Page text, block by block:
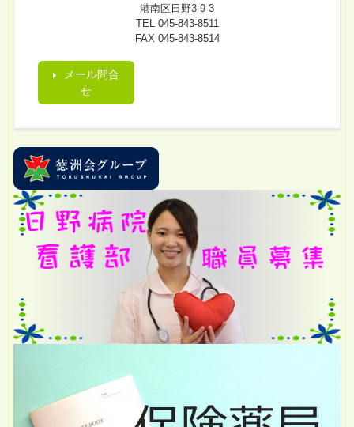
港南区日野3-9-3
TEL 045-843-8511
FAX 045-843-8514
メール問合
せ